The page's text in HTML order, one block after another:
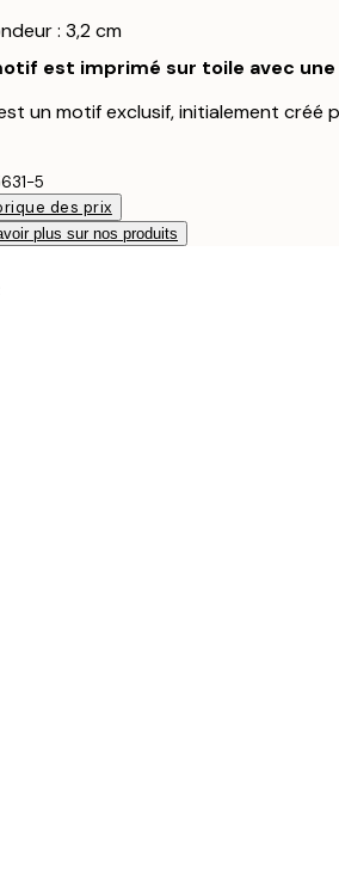
: 3,2 cm
est imprimé sur toile avec
un motif exclusif, initialement créé
5
des prix
plus sur nos produits